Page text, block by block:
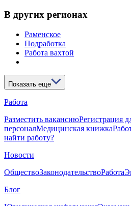
В других регионах
Раменское
Подработка
Работа вахтой
Показать еще
Работа
Разместить вакансиюРегистрация
персоналМедицинская книжка
найти работу?
Новости
ОбществоЗаконодательствоРабота
Блог